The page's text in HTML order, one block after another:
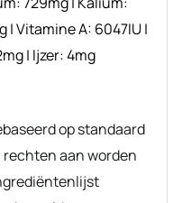
g|Vitamine A: 6047IU|
mg| Ijzer:4mg
aan worden